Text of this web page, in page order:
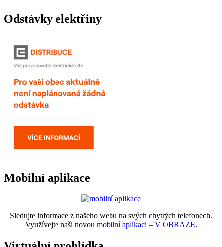
Odstávky elektřiny
Mobilní aplikace
Sledujte informace z našeho webu na svých chytrých telefonech.
Využívejte naši novou mobilní aplikaci – V OBRAZE.